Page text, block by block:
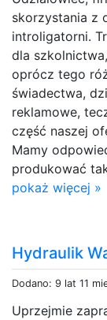
skorzystania z
introligatorni.
dla
oprócz tego
świadectwa,
reklamowe,
część naszej
Mamy
produkować
pokaż więcej »
Hydraulik
Dodano: 9 lat 11
Uprzejmie